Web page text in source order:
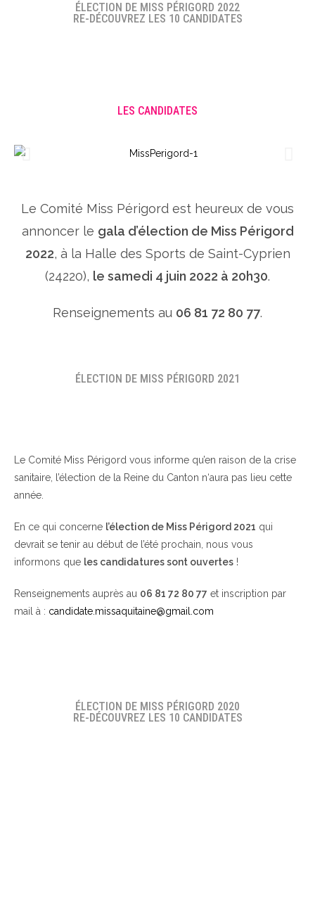
ÉLECTION DE MISS PÉRIGORD 2022
RE-DÉCOUVREZ LES 10 CANDIDATES
LES CANDIDATES
Le Comité Miss Périgord est heureux de vous
annoncer le gala d’élection de Miss Périgord
2022, à la Halle des Sports de Saint-Cyprien
(24220), le samedi 4 juin 2022 à 20h30.
Renseignements au 06 81 72 80 77.
ÉLECTION DE MISS PÉRIGORD 2021
Le Comité Miss Périgord vous informe qu’en raison de la crise
sanitaire, l’élection de la Reine du Canton n‘aura pas lieu cette
année.
En ce qui concerne l’élection de Miss Périgord 2021 qui
devrait se tenir au début de l’été prochain, nous vous
informons que les candidatures sont ouvertes !
Renseignements auprès au 06 81 72 80 77 et inscription par
mail à : candidate.missaquitaine@gmail.com
ÉLECTION DE MISS PÉRIGORD 2020
RE-DÉCOUVREZ LES 10 CANDIDATES